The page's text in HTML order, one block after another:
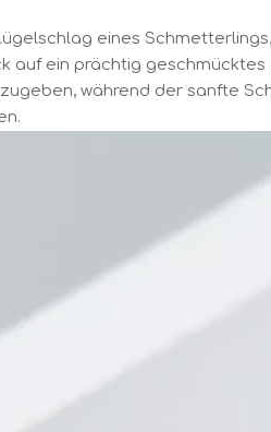
eines
auf ein prächtig
während der sanfte